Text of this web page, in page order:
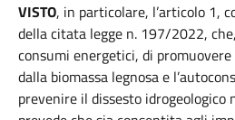
VISTO, in particolare, l’articolo 1,
della citata legge n. 197/2022,
consumi energetici, di
dalla biomassa legnosa e
prevenire il dissesto idrogeologico